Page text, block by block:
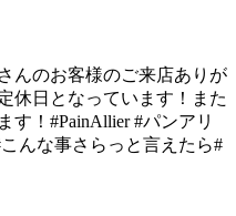
んのお客様のご来店ありが
休日となっています！また
す！#PainAllier #パンアリ
んな事さらっと言えたら#